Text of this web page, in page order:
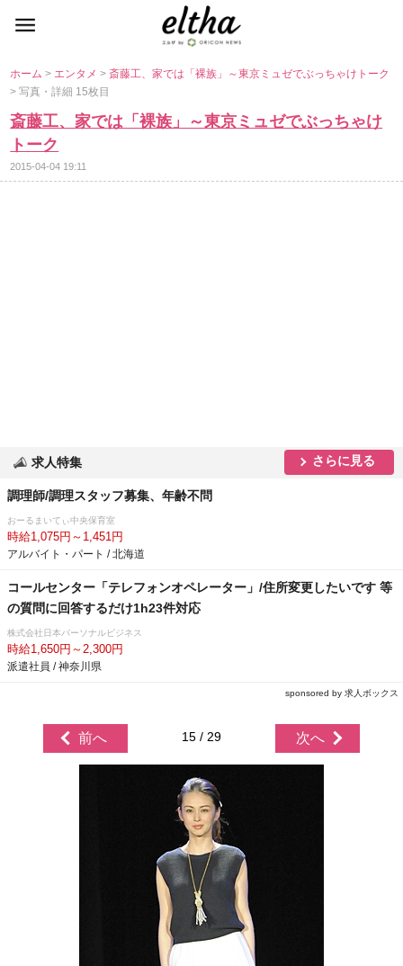
ホーム> エンタメ>斎藤工、家では「裸族」～東京ミュゼでぶっちゃけトーク
> 写真・詳細 15枚目
斎藤工、家では「裸族」～東京ミュゼでぶっちゃけ
トーク
2015-04-04 19:11
求人特集 さらに見る
調理師/調理スタッフ募集、年齢不問
おーるまいてぃ中央保育室
時給1,075円～1,451円
アルバイト・パート / 北海道
コールセンター「テレフォンオペレーター」/住所変更したいです 等
の質問に回答するだけ1h23件対応
株式会社日本パーソナルビジネス
時給1,650円～2,300円
派遣社員 / 神奈川県
sponsored by 求人ボックス
前へ 15 / 29 次へ